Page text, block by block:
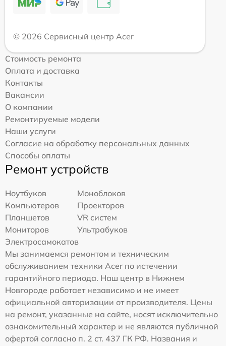
© 2026 Сервисный центр Acer
Стоимость ремонта
Оплата и доставка
Контакты
Вакансии
О компании
Ремонтируемые модели
Наши услуги
Согласие на обработку персональных данных
Способы оплаты
Ремонт устройств
Ноутбуков
Моноблоков
Компьютеров
Проекторов
Планшетов
VR систем
Мониторов
Ультрабуков
Электросамокатов
Мы занимаемся ремонтом и техническим
обслуживанием техники Acer по истечении
гарантийного периода. Наш центр в Нижнем
Новгороде работает независимо и не имеет
официальной авторизации от производителя. Цены
на ремонт, указанные на сайте, носят исключительно
ознакомительный характер и не являются публичной
офертой согласно п. 2 ст. 437 ГК РФ. Названия и